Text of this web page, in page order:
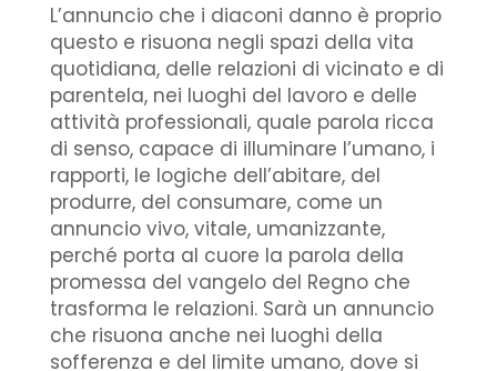
L’annuncio che i diaconi danno è proprio
questo e risuona negli spazi della vita
quotidiana, delle relazioni di vicinato e di
parentela, nei luoghi del lavoro e delle
attività professionali, quale parola ricca
di senso, capace di illuminare l’umano, i
rapporti, le logiche dell’abitare, del
produrre, del consumare, come un
annuncio vivo, vitale, umanizzante,
perché porta al cuore la parola della
promessa del vangelo del Regno che
trasforma le relazioni. Sarà un annuncio
che risuona anche nei luoghi della
sofferenza e del limite umano, dove si